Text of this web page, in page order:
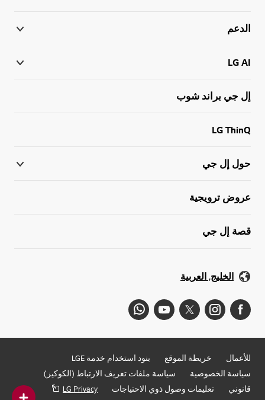
الدعم
LG AI
إل جي براند شوب
LG ThinQ
حول إل جي
عروض ترويجية
قصة إل جي
الخليج, العربية
للأعمال خريطة الموقع
بنود استخدام خدمة LGE
سياسة الخصوصية
سياسة ملفات تعريف الارتباط (الكوكيز)
قانوني
تعليمات وصول ذوي الاحتياجات LG Privacy